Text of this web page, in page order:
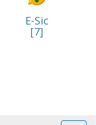
E-Sic
[7]